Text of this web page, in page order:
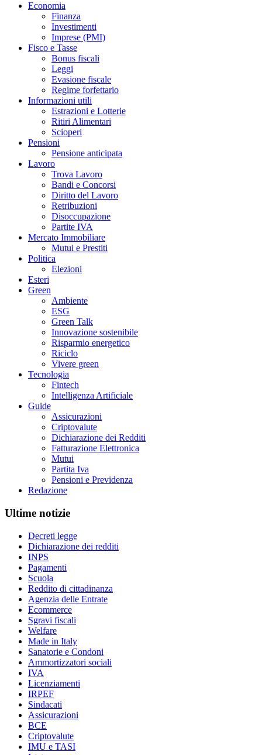
Economia
Finanza
Investimenti
Imprese (PMI)
Fisco e Tasse
Bonus fiscali
Leggi
Evasione fiscale
Regime forfettario
Informazioni utili
Estrazioni e Lotterie
Ritiri Alimentari
Scioperi
Pensioni
Pensione anticipata
Lavoro
Trova Lavoro
Bandi e Concorsi
Diritto del Lavoro
Retribuzioni
Disoccupazione
Partite IVA
Mercato Immobiliare
Mutui e Prestiti
Politica
Elezioni
Esteri
Green
Ambiente
ESG
Green Talk
Innovazione sostenibile
Risparmio energetico
Riciclo
Vivere green
Tecnologia
Fintech
Intelligenza Artificiale
Guide
Assicurazioni
Criptovalute
Dichiarazione dei Redditi
Fatturazione Elettronica
Mutui
Partita Iva
Pensioni e Previdenza
Redazione
Ultime notizie
Decreti legge
Dichiarazione dei redditi
INPS
Pagamenti
Scuola
Reddito di cittadinanza
Agenzia delle Entrate
Ecommerce
Sgravi fiscali
Welfare
Made in Italy
Sanatorie e Condoni
Ammortizzatori sociali
IVA
Licenziamenti
IRPEF
Sindacati
Assicurazioni
BCE
Criptovalute
IMU e TASI